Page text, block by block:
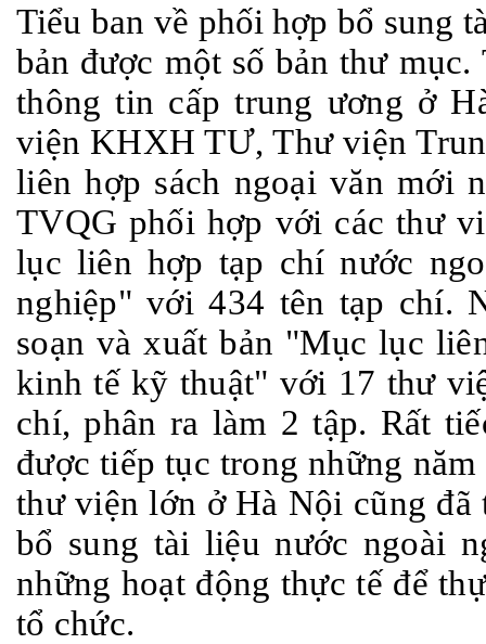
Tiểu ban về phối hợp bổ sung
bản được một số bản thư mục.
thông tin cấp trung ương ở
viện KHXH TƯ, Thư viện
liên hợp sách ngoại văn mới
TVQG phối hợp với các thư
lục liên hợp tạp chí nước
nghiệp" với 434 tên tạp chí.
soạn và xuất bản "Mục lục
kinh tế kỹ thuật" với 17 thư
chí, phân ra làm 2 tập. Rất
được tiếp tục trong những
thư viện lớn ở Hà Nội cũng
bổ sung tài liệu nước ngoài
những hoạt động thực tế để
tổ chức.